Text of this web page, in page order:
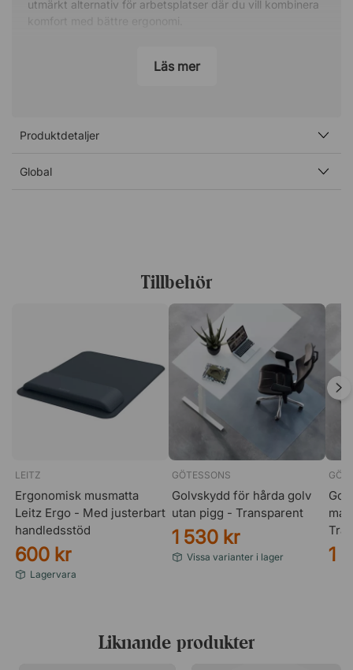
utmärkt alternativ för arbetsplatser där du vill kombinera
komfort med bättre ergonomi.
pilatesboll och bidrar till att stärka både bål och rygg.
Samtidigt förbättras kroppshållningen, vilket kan minska
Air Seat är utrustad med lättrullade hjul som gör det
enkelt att förflytta sig mellan olika arbetsmoment. Två av
hjulen har broms, vilket gör att stolen kan stå stabilt när
du behöver en fastare position.
Läs mer
Produktdetaljer
Global
Tillbehör
LEITZ
Ergonomisk musmatta
Leitz Ergo - Med justerbart
handledsstöd
600 kr
Lagervara
GÖTESSONS
Golvskydd för hårda golv
utan pigg - Transparent
1 530 kr
Vissa varianter i lager 1
Liknande produkter